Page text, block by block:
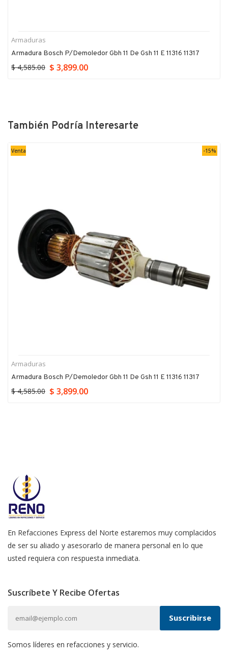
Armaduras
Armadura Bosch P/demoledor Gbh 11 De Gsh 11 E 11316 11317
$ 4,585.00 $ 3,899.00
También Podría Interesarte
Venta -15%
Armaduras
Armadura Bosch P/demoledor Gbh 11 De Gsh 11 E 11316 11317
$ 4,585.00 $ 3,899.00
En Refacciones Express del Norte estaremos muy complacidos
de ser su aliado y asesorarlo de manera personal en lo que
usted requiera con respuesta inmediata.
Suscríbete Y Recibe Ofertas
Somos líderes en refacciones y servicio.